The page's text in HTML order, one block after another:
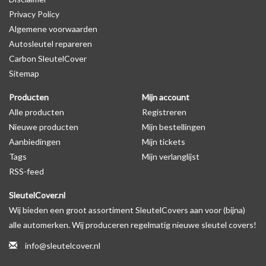
Levering
Voor 16:00 besteld = Dezelfde dag verzonden
Verzending naar België: 1/3 werkdagen
Merk: SleutelCover
Geschikt voor: Lancia
Gewicht: 20g
Materiaal: Siliconen
Geschikt voor o.a. de volgende modellen:
* Afhankelijk van het bouwjaar
* Controleer
altijd alsnog eerst uw model sleutel met het
Privacy Policy
Algemene voorwaarden
Autosleutel repareren
Carbon SleutelCover
Sitemap
Producten
Alle producten
Nieuwe producten
Aanbiedingen
Tags
RSS-feed
Mijn account
Registreren
Mijn bestellingen
Mijn tickets
Mijn verlanglijst
SleutelCover.nl
Wij bieden een groot assortiment SleutelCovers aan voor (bijna)
alle automerken. Wij produceren regelmatig nieuwe sleutel covers!
info@sleutelcover.nl